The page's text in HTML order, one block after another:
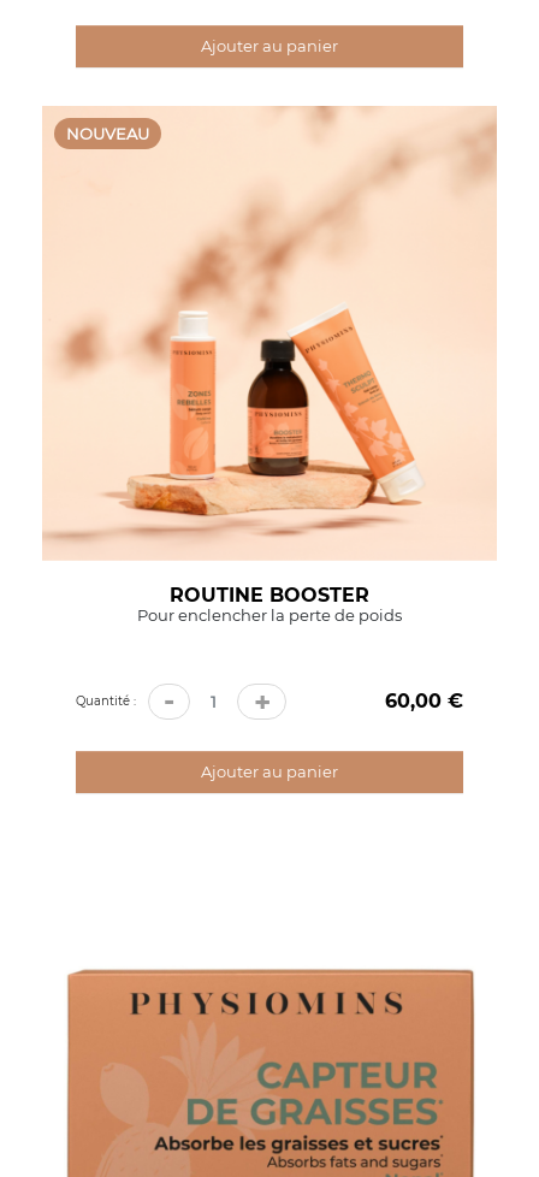
Ajouter au panier
NOUVEAU
ROUTINE BOOSTER
Pour enclencher la perte de poids
Quantité : - + Prix
60,00 €
Ajouter au panier